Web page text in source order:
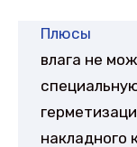
Плюсы
влага не
накладного